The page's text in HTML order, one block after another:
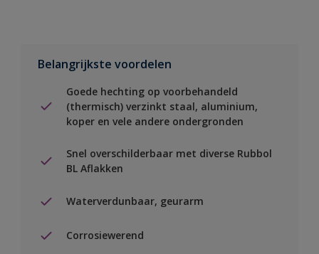
Belangrijkste voordelen
Goede hechting op voorbehandeld
(thermisch) verzinkt staal, aluminium,
koper en vele andere ondergronden
Snel overschilderbaar met diverse Rubbol
BL Aflakken
Waterverdunbaar, geurarm
Corrosiewerend